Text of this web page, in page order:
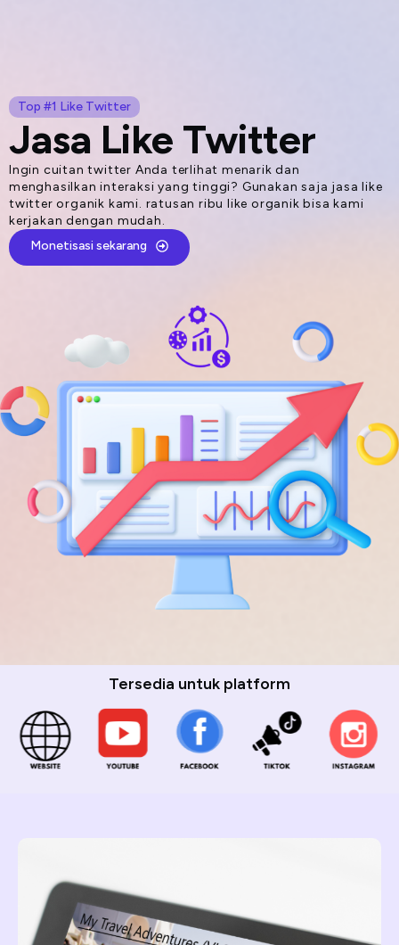
Top #1 Like Twitter
Jasa Like Twitter
Ingin cuitan twitter Anda terlihat menarik dan
menghasilkan interaksi yang tinggi? Gunakan saja jasa like
twitter organik kami. ratusan ribu like organik bisa kami
kerjakan dengan mudah.
Monetisasi sekarang
Tersedia untuk platform